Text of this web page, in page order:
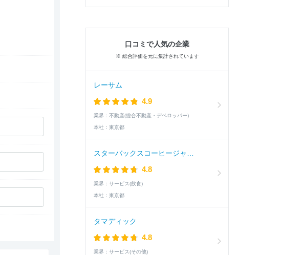
口コミで人気の企業
※ 総合評価を元に集計されています
レーサム
4.9
業界： 不動産(総合不動産・デベロッパー)
本社： 東京都
4.8
業界： サービス(飲食)
本社： 東京都
タマディック
4.8
業界： サービス(その他)